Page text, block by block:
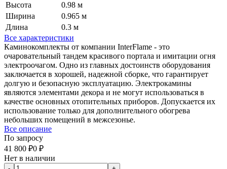
Высота
0.98 м
Ширина
0.965 м
Длина
0.3 м
Все характеристики
Каминокомплекты от компании InterFlame - это
очаровательный тандем красивого портала и имитации огня
электроочагом. Одно из главных достоинств оборудования
заключается в хорошей, надежной сборке, что гарантирует
долгую и безопасную эксплуатацию. Электрокамины
являются элементами декора и не могут использоваться в
качестве основных отопительных приборов. Допускается их
использование только для дополнительного обогрева
небольших помещений в межсезонье.
Все описание
По запросу
41 800 ₽0 ₽
Нет в наличии